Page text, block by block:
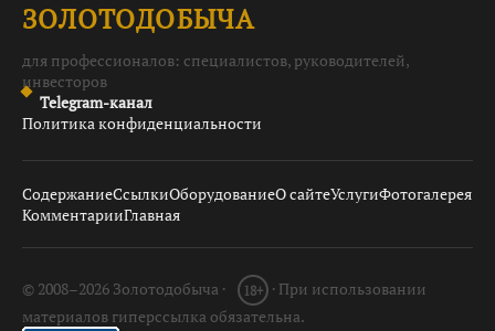
ЗОЛОТОДОБЫЧА
для профессионалов: специалистов, руководителей,
инвесторов
Telegram-канал
Политика конфиденциальности
СодержаниеСсылкиОборудованиеО сайтеУслугиФотогалерея
КомментарииГлавная
© 2008–2026 Золотодобыча · 18+ · При использовании
материалов гиперссылка обязательна.